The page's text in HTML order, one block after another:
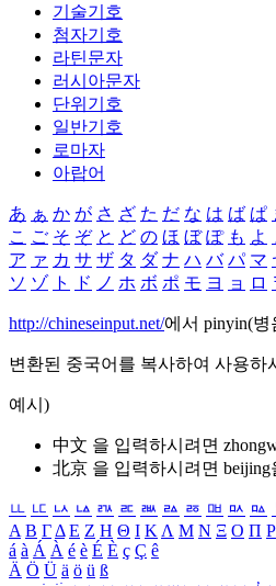
기술기호
첨자기호
라틴문자
러시아문자
단위기호
일반기호
로마자
아랍어
あ ぁ か が さ ざ た だ な は ば ぱ
こ ご そ ぞ と ど の ほ ぼ ぽ も よ
ア ァ カ サ ザ タ ダ ナ ハ バ パ マ
ソ ゾ ト ド ノ ホ ボ ポ モ ヨ ョ ロ
http://chineseinput.net/에서 pinyin(
변환된 중국어를 복사하여 사용하
예시)
中文 을 입력하시려면
北京 을 입력하시려면 beijing
ㅥ ㅦ ㅧ ㅨ ㅩ ㅪ ㅫ ㅬ ㅭ ㅮ ㅯ ㅰ
Α Β ΓΔ Ε Ζ Η Θ Ι ΚΛ Μ Ν Ξ Ο Π Ρ
á à Á À é è É È ç Ç ê
Ä Ö Ü ä ö ü ß